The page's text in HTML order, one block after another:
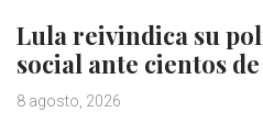
Lula reivindica su
social ante cientos
8 agosto, 2026